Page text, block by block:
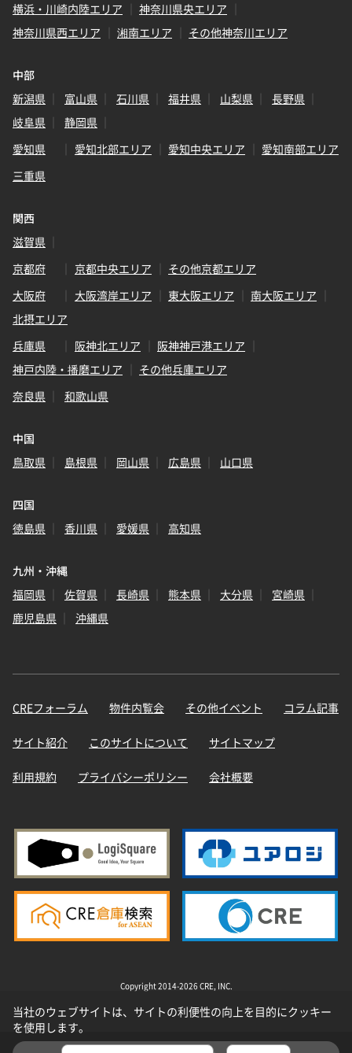
横浜・川崎内陸エリア
神奈川県央エリア
神奈川県西エリア
湘南エリア その他神奈川エリア
中部
新潟県
富山県 石川県 福井県 山梨県
長野県
岐阜県
静岡県
愛知県
愛知北部エリア 愛知中央エリア
愛知南部エリア
三重県
関西
滋賀県
京都府
京都中央エリア
その他京都エリア
大阪府
大阪湾岸エリア 東大阪エリア
南大阪エリア
北摂エリア
兵庫県
阪神北エリア
阪神神戸港エリア
神戸内陸・播磨エリア
その他兵庫エリア
奈良県
和歌山県
中国
鳥取県
島根県 岡山県 広島県 山口県
四国
徳島県
香川県 愛媛県 高知県
九州・沖縄
福岡県
佐賀県 長崎県 熊本県 大分県
宮崎県
鹿児島県
沖縄県
CREフォーラム 物件内覧会 その他イベント コラム記事
サイト紹介 このサイトについて サイトマップ
利用規約 プライバシーポリシー 会社概要
Copyright 2014-2026 CRE, INC.
当社のウェブサイトは、サイトの利便性の向上を目的にクッキー
を使用します。